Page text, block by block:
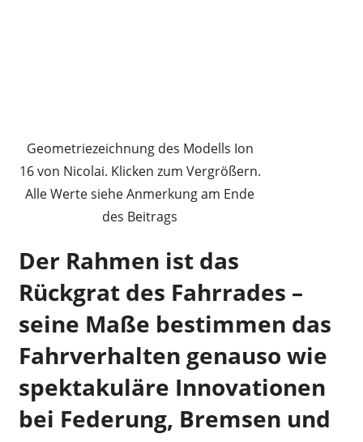
Geometriezeichnung des Modells Ion
16 von Nicolai. Klicken zum Vergrößern.
Alle Werte siehe Anmerkung am Ende
des Beitrags
Der Rahmen ist das
Rückgrat des Fahrrades –
seine Maße bestimmen das
Fahrverhalten genauso wie
spektakuläre Innovationen
bei Federung, Bremsen und